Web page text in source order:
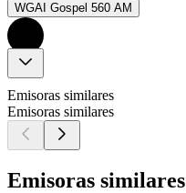
WGAI Gospel 560 AM
Emisoras similares
Emisoras similares
Emisoras similares